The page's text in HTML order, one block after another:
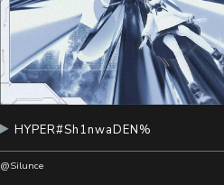
HYPER#Sh1nwaDEN%
@Silunce